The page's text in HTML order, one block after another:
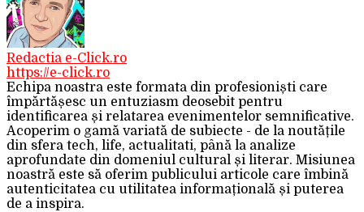
Redactia e-Click.ro
https://e-click.ro
Echipa noastra este formata din profesioniști care
împărtășesc un entuziasm deosebit pentru
identificarea și relatarea evenimentelor semnificative.
Acoperim o gamă variată de subiecte - de la noutățile
din sfera tech, life, actualitati, până la analize
aprofundate din domeniul cultural și literar. Misiunea
noastră este să oferim publicului articole care îmbină
autenticitatea cu utilitatea informațională și puterea
de a inspira.